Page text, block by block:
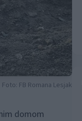
Foto: FB Romana Lesjak
domom